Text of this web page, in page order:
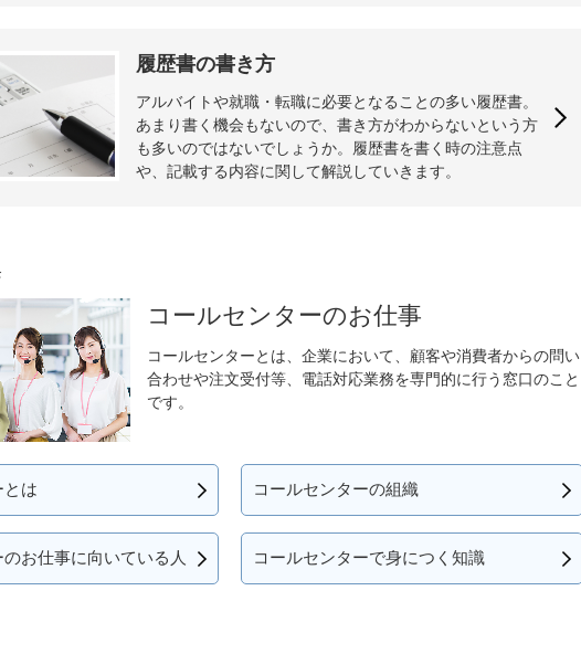
履歴書の書き方
アルバイトや就職・転職に必要となることの多い履歴書。
あまり書く機会もないので、書き方がわからないという方
も多いのではないでしょうか。履歴書を書く時の注意点
や、記載する内容に関して解説していきます。
コールセンターのお仕事
コールセンターとは、企業において、顧客や消費者からの問い
合わせや注文受付等、電話対応業務を専門的に行う窓口のこと
です。
とは コールセンターの組織
お仕事に向いている人 コールセンターで身につく知識